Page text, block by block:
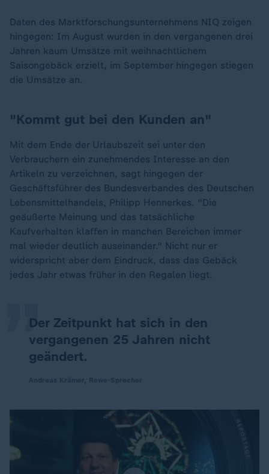
Daten des Marktforschungsunternehmens NIQ zeigen
hingegen: Im August wurden in den vergangenen drei
Jahren kaum Umsätze mit weihnachtlichem
Saisongebäck erzielt, im September hingegen stiegen
die Umsätze an.
"Kommt gut bei den Kunden an"
Mit dem Ende der Urlaubszeit sei unter den
Verbrauchern ein zunehmendes Interesse an den
Artikeln zu verzeichnen, sagt hingegen der
Geschäftsführer des Bundesverbandes des Deutschen
Lebensmittelhandels, Philipp Hennerkes. "Die
geäußerte Meinung und das tatsächliche
Kaufverhalten klaffen in manchen Bereichen immer
mal wieder deutlich auseinander." Nicht nur er
widerspricht aber dem Eindruck, dass das Gebäck
jedes Jahr etwas früher in den Regalen liegt.
Der Zeitpunkt hat sich in den
vergangenen 25 Jahren nicht
geändert.
„